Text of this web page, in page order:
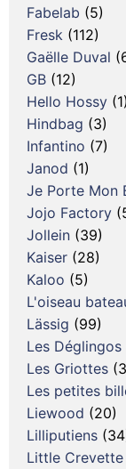
Fabelab (5)
Fresk (112)
Gaëlle Duval
GB (12)
Hello Hossy (1)
Hindbag (3)
Infantino (7)
Janod (1)
Je Porte Mon
Jojo Factory
Jollein (39)
Kaiser (28)
Kaloo (5)
L'oiseau
Lässig (99)
Les Déglingos
Les Griottes
Les petites
Liewood (20)
Lilliputiens
Little Crevette